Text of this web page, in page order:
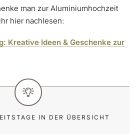
man zur Aluminiumhochzeit
hier nachlesen:
Kreative Ideen & Geschenke zur
IN DER ÜBERSICHT